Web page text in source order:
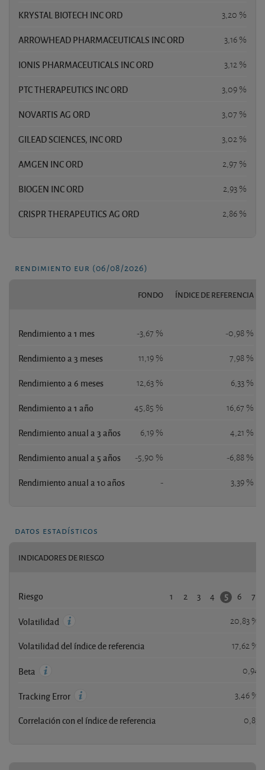
KRYSTAL BIOTECH INC ORD 3,20 %
ARROWHEAD PHARMACEUTICALS INC ORD 3,16 %
IONIS PHARMACEUTICALS INC ORD 3,12 %
PTC THERAPEUTICS INC ORD 3,09 %
NOVARTIS AG ORD 3,07 %
GILEAD SCIENCES, INC ORD 3,02 %
AMGEN INC ORD 2,97 %
BIOGEN INC ORD 2,93 %
CRISPR THERAPEUTICS AG ORD 2,86 %
rendimiento eur (06/08/2026)
FONDO ÍNDICE DE REFERENCIA
Rendimiento a 1 mes -3,67 % -0,98 %
Rendimiento a 3 meses 11,19 % 7,98 %
Rendimiento a 6 meses 12,63 % 6,33 %
Rendimiento a 1 año 45,85 % 16,67 %
Rendimiento anual a 3 años 6,19 % 4,21 %
Rendimiento anual a 5 años -5,90 % -6,88 %
Rendimiento anual a 10 años - 3,39 %
datos estadísticos
INDICADORES DE RIESGO
Riesgo 1 2 3 4 5 6 7
Volatilidad 20,83 %
Volatilidad del índice de referencia 17,62 %
Beta 0,94
Tracking Error 3,46 %
Correlación con el índice de referencia 0,83